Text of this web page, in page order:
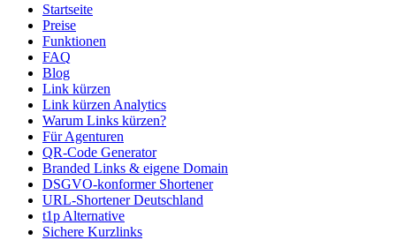
Startseite
Preise
Funktionen
FAQ
Blog
Link kürzen
Link kürzen Analytics
Warum Links kürzen?
Für Agenturen
QR-Code Generator
Branded Links & eigene Domain
DSGVO-konformer Shortener
URL-Shortener Deutschland
t1p Alternative
Sichere Kurzlinks